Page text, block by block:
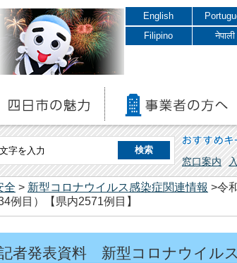
English
Filipino
नेपाली
おすすめキ
窓口案内
全 > 新型コロナウイルス感染症関連情報 >令
例目）【県内2571例目】
者発表資料 新型コロナウイル